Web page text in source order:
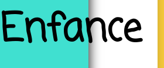
Enfance